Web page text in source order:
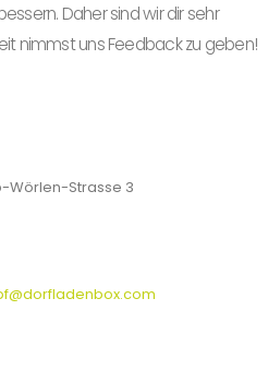
Daher sind wir dir sehr
nimmst uns Feedback zu geben!
Wörlen-Strasse 3